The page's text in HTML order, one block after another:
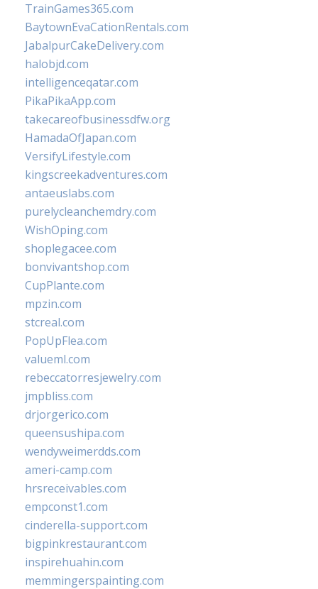
TrainGames365.com
BaytownEvaCationRentals.com
JabalpurCakeDelivery.com
halobjd.com
intelligenceqatar.com
PikaPikaApp.com
takecareofbusinessdfw.org
HamadaOfJapan.com
VersifyLifestyle.com
kingscreekadventures.com
antaeuslabs.com
purelycleanchemdry.com
WishOping.com
shoplegacee.com
bonvivantshop.com
CupPlante.com
mpzin.com
stcreal.com
PopUpFlea.com
valueml.com
rebeccatorresjewelry.com
jmpbliss.com
drjorgerico.com
queensushipa.com
wendyweimerdds.com
ameri-camp.com
hrsreceivables.com
empconst1.com
cinderella-support.com
bigpinkrestaurant.com
inspirehuahin.com
memmingerspainting.com